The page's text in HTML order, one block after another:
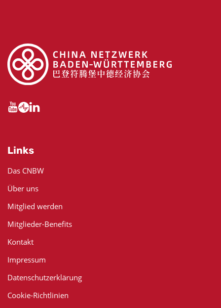
Links
Das CNBW
Über uns
Mitglied werden
Mitglieder-Benefits
Kontakt
Impressum
Datenschutzerklärung
Cookie-Richtlinien